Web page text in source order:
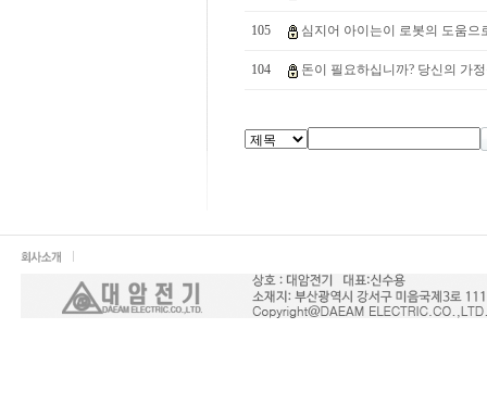
105 심지어 아이는이 로봇의 도움으
104 돈이 필요하십니까? 당신의 가